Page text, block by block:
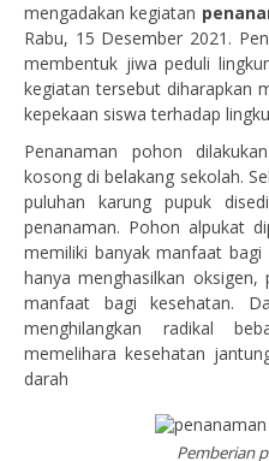
mengadakan kegiatan
Rabu, 15 Desember 2021.
membentuk jiwa peduli
kegiatan tersebut diharapkan
kepekaan siswa terhadap
Penanaman pohon
kosong di belakang sekolah.
puluhan karung pupuk
penanaman. Pohon alpukat
memiliki banyak manfaat
hanya menghasilkan
manfaat bagi kesehatan.
menghilangkan radikal
memelihara kesehatan
darah
Pemberian